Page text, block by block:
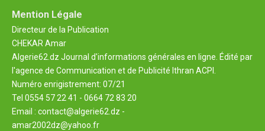
Mention Légale
Directeur de la Publication
CHEKAR Amar
Algerie62.dz Journal d'informations générales en ligne. Édité par
l'agence de Communication et de Publicité Ithran ACPI.
Numéro enrigistrement: 07/21
Tel 0554 57 22 41 - 0664 72 83 20
Email : contact@algerie62.dz -
amar2002dz@yahoo.fr